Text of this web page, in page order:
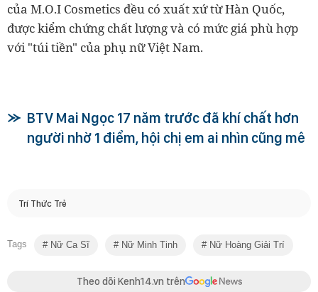
của M.O.I Cosmetics đều có xuất xứ từ Hàn Quốc,
được kiểm chứng chất lượng và có mức giá phù hợp
với "túi tiền" của phụ nữ Việt Nam.
BTV Mai Ngọc 17 năm trước đã khí chất hơn
người nhờ 1 điểm, hội chị em ai nhìn cũng mê
Trí Thức Trẻ
Tags Nữ Ca Sĩ Nữ Minh Tinh Nữ Hoàng Giải Trí
Theo dõi Kenh14.vn trên